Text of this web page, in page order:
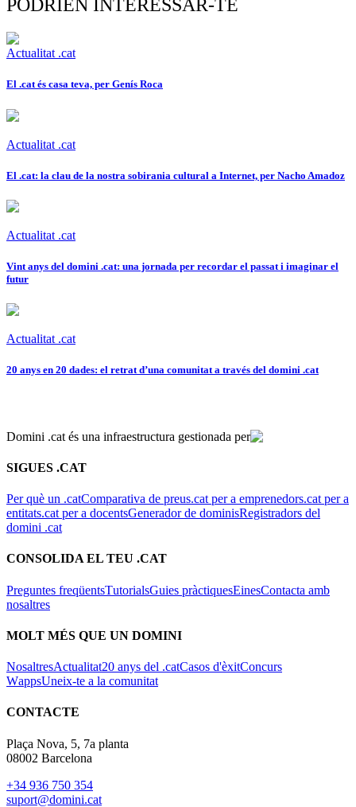
PODRIEN INTERESSAR-TE
Actualitat .cat
El .cat és casa teva, per Genís Roca
Actualitat .cat
El .cat: la clau de la nostra sobirania cultural a Internet, per Nacho Amadoz
Actualitat .cat
Vint anys del domini .cat: una jornada per recordar el passat i imaginar el
futur
Actualitat .cat
20 anys en 20 dades: el retrat d’una comunitat a través del domini .cat
Domini .cat és una infraestructura gestionada per
SIGUES .CAT
Per què un .catComparativa de preus.cat per a emprenedors.cat per a
entitats.cat per a docentsGenerador de dominisRegistradors del
domini .cat
CONSOLIDA EL TEU .CAT
Preguntes freqüentsTutorialsGuies pràctiquesEinesContacta amb
nosaltres
MOLT MÉS QUE UN DOMINI
NosaltresActualitat20 anys del .catCasos d'èxitConcurs
WappsUneix-te a la comunitat
CONTACTE
Plaça Nova, 5, 7a planta
08002 Barcelona
+34 936 750 354
suport@domini.cat